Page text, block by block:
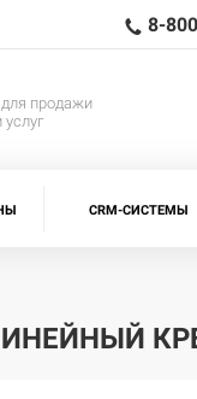
8-
для продажи
CRM-СИСТЕМЫ